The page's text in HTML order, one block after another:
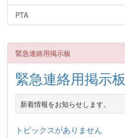
PTA
緊急連絡用掲示板
緊急連絡用掲示板
新着情報をお知らせします。
トピックスがありません